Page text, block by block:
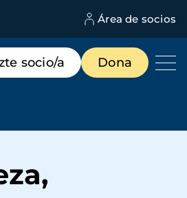
Área de socios
socio/a Dona